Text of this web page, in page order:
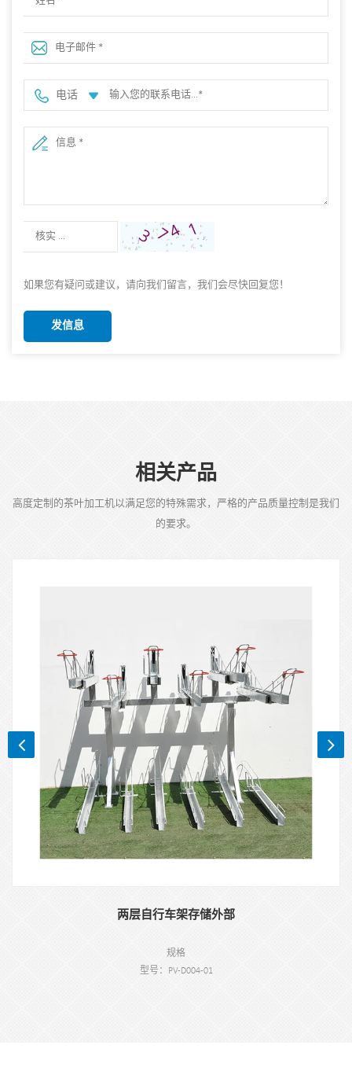
电话
如果您有疑问或建议，请向我们留言，我们会尽快回复您！
发信息
相关产品
高度定制的茶叶加工机以满足您的特殊需求，严格的产品质量控制是我们
的要求。
两层自行车架存储外部
规格
型号：PV-D004-01